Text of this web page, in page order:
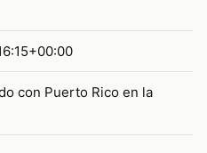
con Puerto Rico en la